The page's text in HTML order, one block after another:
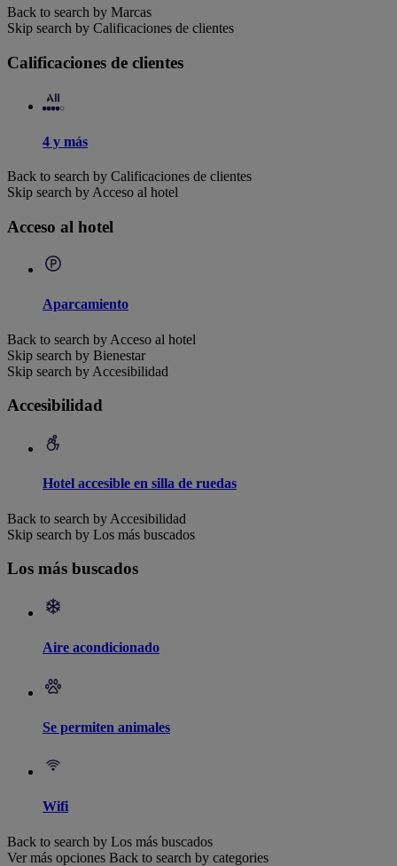
Back to search by Marcas
Skip search by Calificaciones de clientes
Calificaciones de clientes
4 y más
Back to search by Calificaciones de clientes
Skip search by Acceso al hotel
Acceso al hotel
Aparcamiento
Back to search by Acceso al hotel
Skip search by Bienestar
Skip search by Accesibilidad
Accesibilidad
Hotel accesible en silla de ruedas
Back to search by Accesibilidad
Skip search by Los más buscados
Los más buscados
Aire acondicionado
Se permiten animales
Wifi
Back to search by Los más buscados
Ver más opciones Back to search by categories